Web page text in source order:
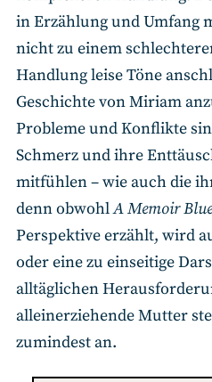
in Erzählung und Umfang
nicht zu einem
Handlung leise Töne
Geschichte von Miriam
Probleme und Konflikte
Schmerz und ihre
mitfühlen – wie auch die
denn obwohlA Memoir Blue
Perspektive erzählt, wird
oder eine zu einseitige
alltäglichen
alleinerziehende Mutter
zumindest an.